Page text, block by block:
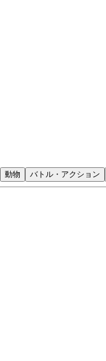
動物 バトル・アクション